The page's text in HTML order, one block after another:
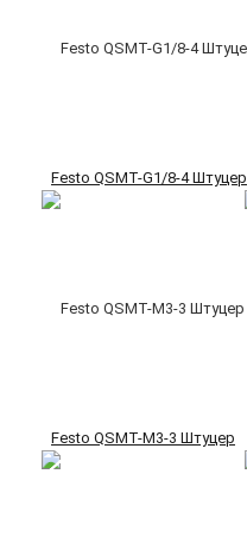
Festo QSMT-G1/8-4 Штуцер
Festo QSMT-M3-3 Штуцер